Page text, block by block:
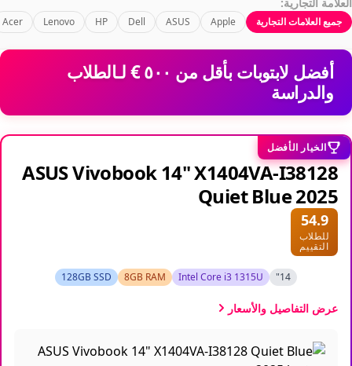
جميع العلامات التجارية Apple
ASUS
Dell
HP
Lenovo
Acer
أفضل لابتوبات بأقل من ‏٥٠٠ € لـالطلاب
والدراسة
الخيار الأفضل
ASUS Vivobook 14" X1404VA-I38128
Quiet Blue 2025
54.9
للطلاب
التقييم
14"
Intel Core i3 1315U
8GB RAM
128GB SSD
عرض التفاصيل والأسعار